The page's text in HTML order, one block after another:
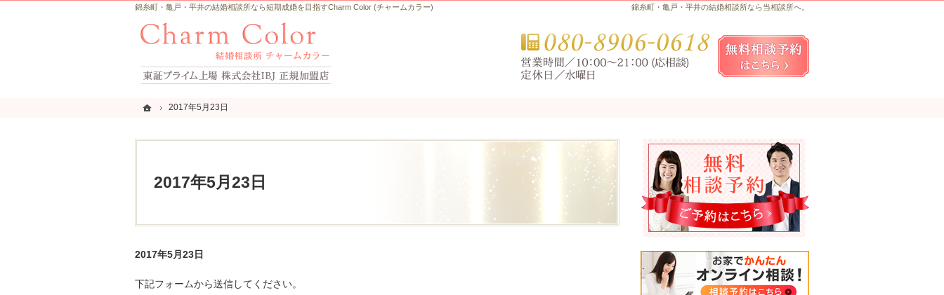
ホーム
2017年5月23日
2017年5月23日
錦糸町・亀戸・平井の結婚相談所なら当相談所へ。
錦糸町・亀戸・平井の結婚相談所なら短期成婚を目指すCharm Color (チャームカラー)
2017年5月23日
下記フォームから送信してください。
お気軽にお問合せ・ご相談ください
ホーム
2017年5月23日